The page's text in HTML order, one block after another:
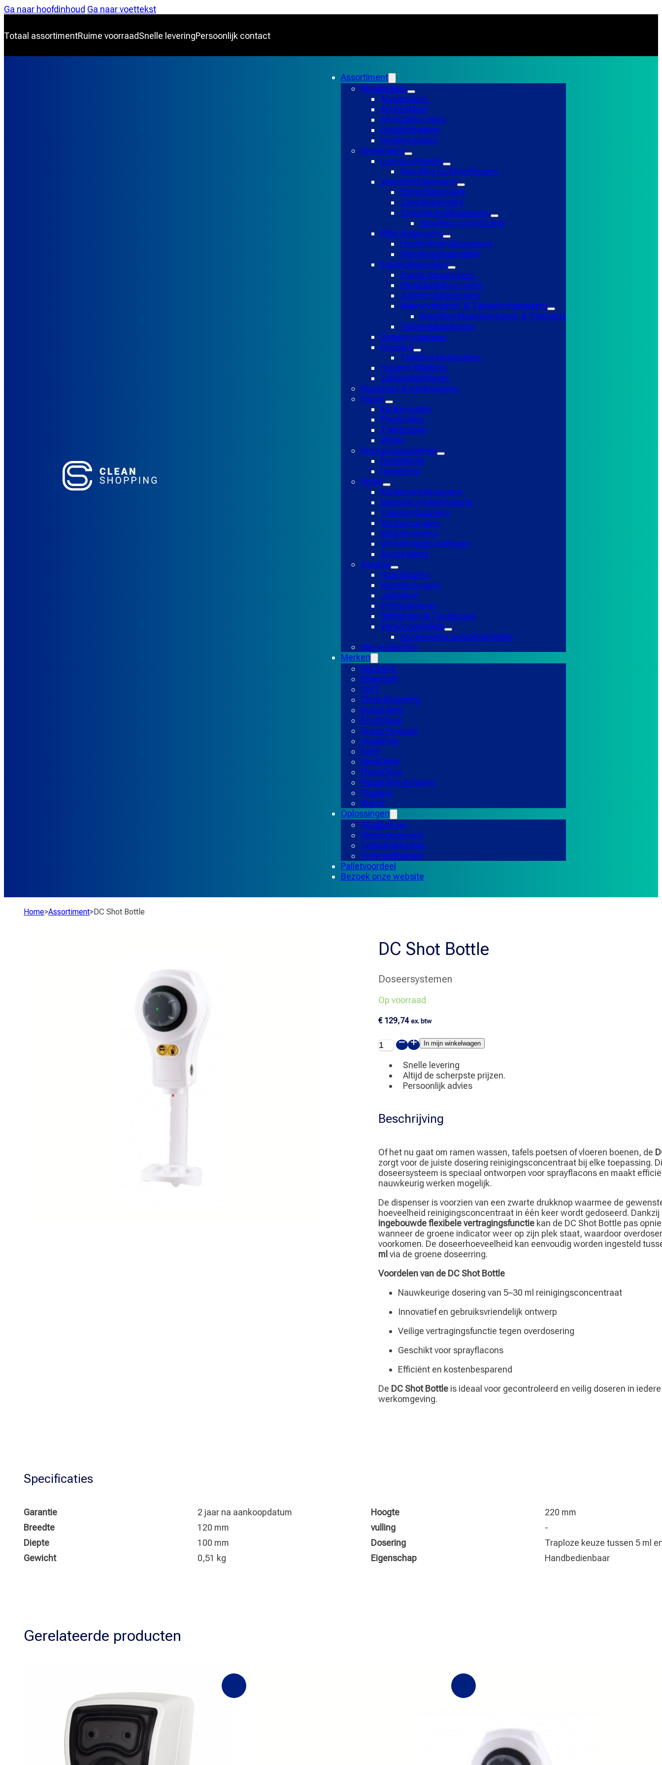
Ga naar hoofdinhoud Ga naar voettekst
Totaal assortimentRuime voorraadSnelle leveringPersoonlijk contact
Assortiment
Afvalbeheer
Afvalbakken
Afvalzakken
Afvalzakhouders
Hygiënebakken
Hygiënezakjes
Dispensers
Luchtverfrissers
Navulling luchtverfrissers
Vloeistofdispensers
Spraydispensers
Zeepdispensers
Zonnebranddispensers
Navulling zonnebrand
PBM dispensers
Handschoendispensers
Mondkapdispensers
Papierdispensers
Poetsroldispensers
Handdoekdispensers
Jumboroldispensers
Maandverband- & Tampondispensers
Navulling Maandverband- & Tampons
Toiletroldispensers
Doseersystemen
Houders
Toiletborstelhouders
Hygiëne Stations
Zakjesdispensers
Machines & werkwagens
Papier
Keukenrollen
Poetsrollen
Toiletpapier
Wipes
Reinigingsmiddelen
Desinfectie
Handzeep
Retail
Kinderwinkelwagens
Speciale winkelwagens
Transportwagens
Winkelmandjes
Winkelwagens
Winkelwagenstallingen
Accessoires
Sanitair
Haardrogers
Handendrogers
Jashaken
Pictogrammen
Stijltangen & Tondeuses
Verschoontafels
Accessoires verschoontafels
Alle producten
Merken
Basicline
BulkySoft
CMT
CleanShopping
Dutch Bins
Eco2Clean
Green Hygiene
HygiePole
Kiehl
MediQline
PlastiQline
PlastiQline Exlusive
Qbicline
Wanzl
Oplossingen
Afvalbeheer
Montageservice
Totaalpakketten
Voorraadbeheer
Palletvoordeel
Bezoek onze website
Home>Assortiment>DC Shot Bottle
DC Shot Bottle
Doseersystemen
Op voorraad
€129,74 ex. btw
DC
Shot
In mijn winkelwagen
Snelle levering
Altijd de scherpste prijzen.
Persoonlijk advies
Beschrijving
Of het nu gaat om ramen wassen, tafels poetsen of vloeren boenen, de
zorgt voor de juiste dosering reinigingsconcentraat bij elke toepassing.
doseersysteem is speciaal ontworpen voor sprayflacons en maakt
nauwkeurig werken mogelijk.
De dispenser is voorzien van een zwarte drukknop waarmee de
hoeveelheid reinigingsconcentraat in één keer wordt gedoseerd.
ingebouwde flexibele vertragingsfunctie kan de DC Shot Bottle pas
wanneer de groene indicator weer op zijn plek staat, waardoor
voorkomen. De doseerhoeveelheid kan eenvoudig worden ingesteld
ml via de groene doseerring.
Voordelen van de DC Shot Bottle
Nauwkeurige dosering van 5–30 ml reinigingsconcentraat
Innovatief en gebruiksvriendelijk ontwerp
Veilige vertragingsfunctie tegen overdosering
Geschikt voor sprayflacons
Efficiënt en kostenbesparend
De DC Shot Bottle is ideaal voor gecontroleerd en veilig doseren in iedere
werkomgeving.
Specificaties
Garantie 2 jaar na aankoopdatum Hoogte
220 mm
Breedte
120 mm vulling
-
Diepte
100 mm Dosering
Traploze keuze tussen 5 ml
Gewicht
0,51 kg Eigenschap Handbedienbaar
Gerelateerde producten